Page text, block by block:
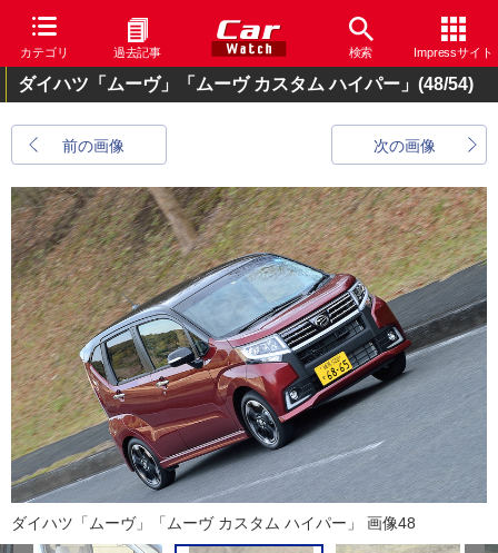
カテゴリ 過去記事 検索 Impressサイト
ダイハツ「ムーヴ」「ムーヴ カスタム ハイパー」 (48/54)
前の画像 次の画像
ダイハツ「ムーヴ」「ムーヴ カスタム ハイパー」 画像48